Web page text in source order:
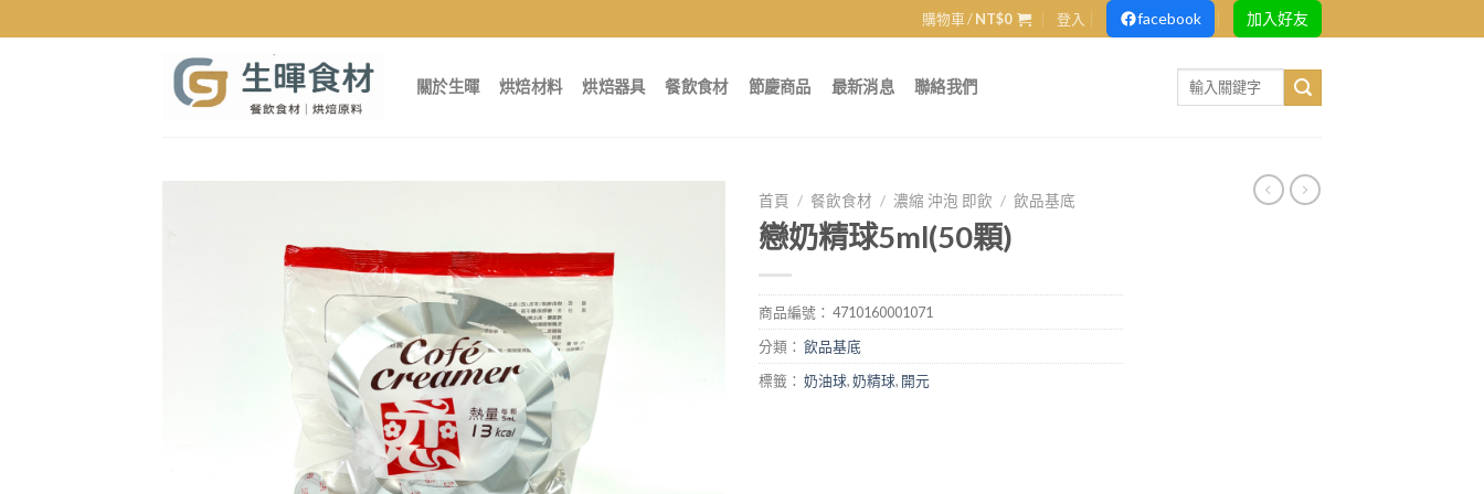
to
購物車 /NT$0 登入 facebook 加入好友
關於生暉 烘焙材料 烘焙器具 餐飲食材 節慶商品 最新消息 聯絡我們
Search
for:
首頁 / 餐飲食材 / 濃縮 沖泡 即飲 / 飲品基底
戀奶精球5ml(50顆)
商品編號： 4710160001071
分類： 飲品基底
標籤： 奶油球,奶精球, 開元